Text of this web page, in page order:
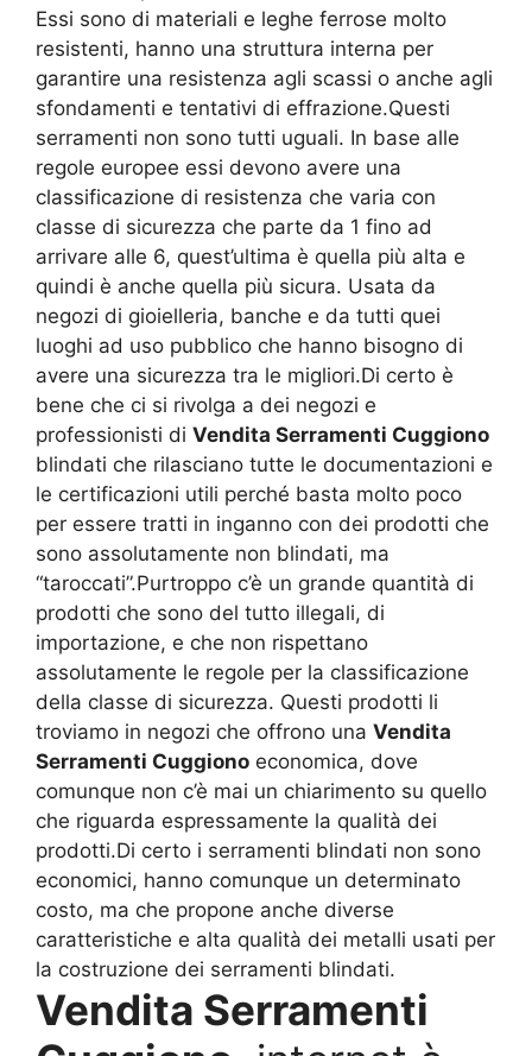
Essi sono di materiali e leghe ferrose molto
resistenti, hanno una struttura interna per
garantire una resistenza agli scassi o anche agli
sfondamenti e tentativi di effrazione.Questi
serramenti non sono tutti uguali. In base alle
regole europee essi devono avere una
classificazione di resistenza che varia con
classe di sicurezza che parte da 1 fino ad
arrivare alle 6, quest’ultima è quella più alta e
quindi è anche quella più sicura. Usata da
negozi di gioielleria, banche e da tutti quei
luoghi ad uso pubblico che hanno bisogno di
avere una sicurezza tra le migliori.Di certo è
bene che ci si rivolga a dei negozi e
professionisti di Vendita Serramenti Cuggiono
blindati che rilasciano tutte le documentazioni e
le certificazioni utili perché basta molto poco
per essere tratti in inganno con dei prodotti che
sono assolutamente non blindati, ma
“taroccati”.Purtroppo c’è un grande quantità di
prodotti che sono del tutto illegali, di
importazione, e che non rispettano
assolutamente le regole per la classificazione
della classe di sicurezza. Questi prodotti li
troviamo in negozi che offrono una Vendita
Serramenti Cuggiono economica, dove
comunque non c’è mai un chiarimento su quello
che riguarda espressamente la qualità dei
prodotti.Di certo i serramenti blindati non sono
economici, hanno comunque un determinato
costo, ma che propone anche diverse
caratteristiche e alta qualità dei metalli usati per
la costruzione dei serramenti blindati.
Vendita Serramenti